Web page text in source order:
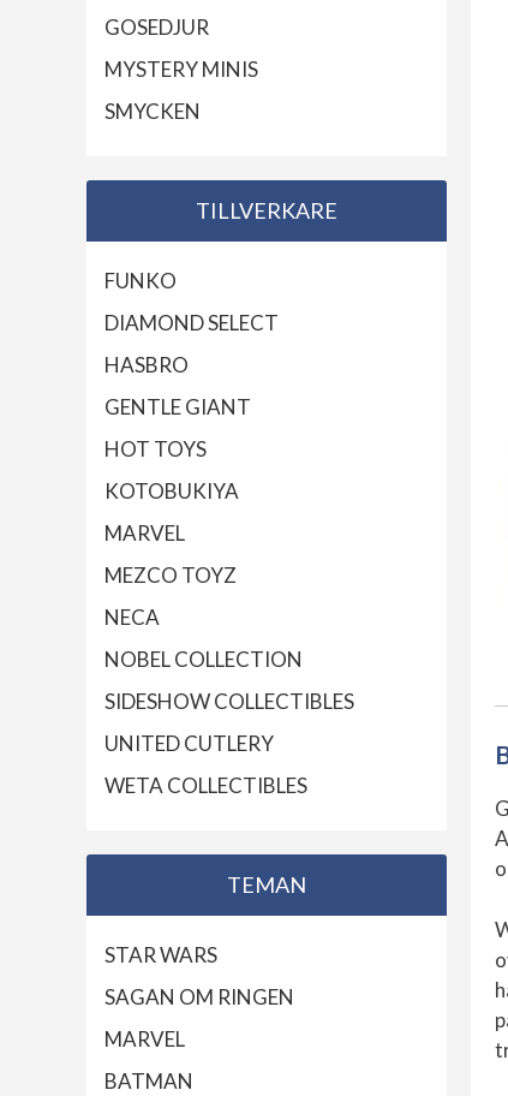
GOSEDJUR
MYSTERY MINIS
SMYCKEN
TILLVERKARE
FUNKO
DIAMOND SELECT
HASBRO
GENTLE GIANT
HOT TOYS
KOTOBUKIYA
MARVEL
MEZCO TOYZ
NECA
NOBEL COLLECTION
SIDESHOW COLLECTIBLES
UNITED CUTLERY
WETA COLLECTIBLES
TEMAN
STAR WARS
SAGAN OM RINGEN
MARVEL
BATMAN